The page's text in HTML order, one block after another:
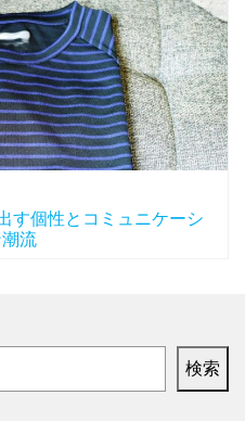
す個性とコミュニケーシ
流
検索